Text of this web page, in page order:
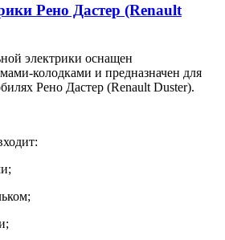
Рено Дастер (Renault
электрики оснащен
колодками и предназначен для
Рено Дастер (Renault Duster).